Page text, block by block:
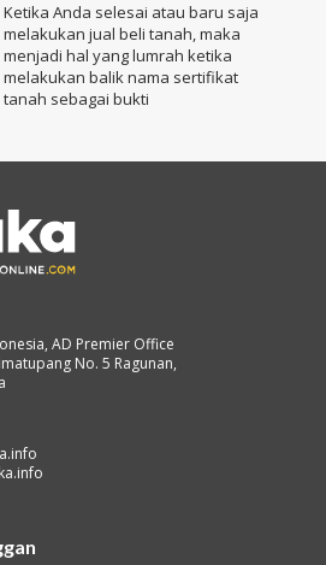
Ketika Anda selesai atau baru saja
melakukan jual beli tanah, maka
menjadi hal yang lumrah ketika
melakukan balik nama sertifikat
tanah sebagai bukti
AD Premier Office
No. 5 Ragunan,